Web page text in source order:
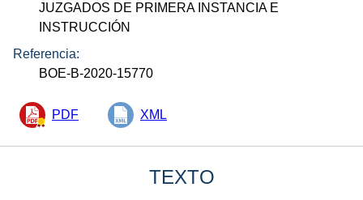
JUZGADOS DE PRIMERA INSTANCIA E
INSTRUCCIÓN
Referencia:
BOE-B-2020-15770
PDF XML
TEXTO